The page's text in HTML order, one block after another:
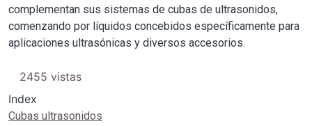
complementan sus sistemas de cubas de ultrasonidos,
comenzando por líquidos concebidos específicamente para
aplicaciones ultrasónicas y diversos accesorios.
2455 vistas
Index
Cubas ultrasonidos